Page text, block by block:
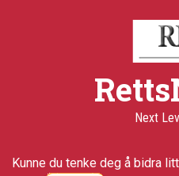
Next
Kunne du tenke deg å bidra